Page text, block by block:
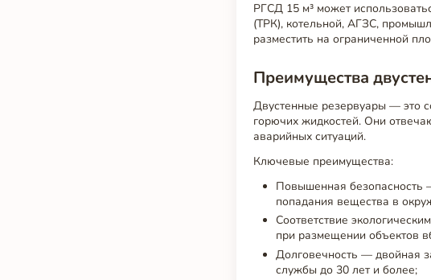
РГСД 15 м³ может
(ТРК), котельной, АГЗС,
разместить на ограниченной
Преимущества
Двустенные резервуары — это
горючих жидкостей. Они
аварийных ситуаций.
Ключевые преимущества:
Повышенная безопасность
попадания вещества в
Соответствие
при размещении объектов
Долговечность — двойная
службы до 30 лет и более;